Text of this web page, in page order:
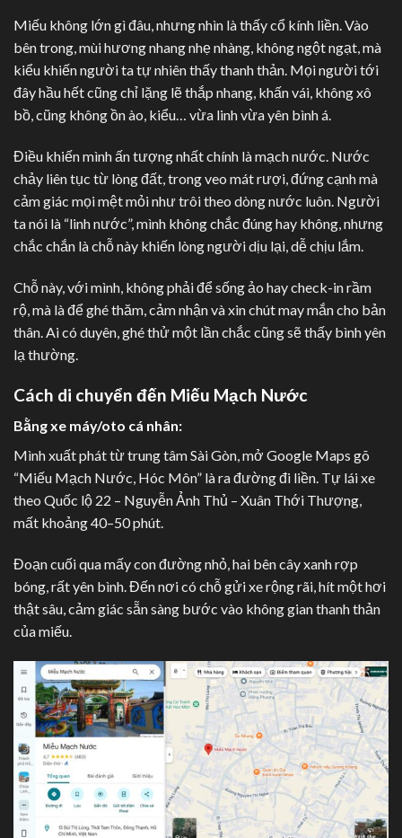
Miếu không lớn gì đâu, nhưng nhìn là thấy cổ kính liền. Vào
bên trong, mùi hương nhang nhẹ nhàng, không ngột ngạt, mà
kiểu khiến người ta tự nhiên thấy thanh thản. Mọi người tới
đây hầu hết cũng chỉ lặng lẽ thắp nhang, khấn vái, không xô
bồ, cũng không ồn ào, kiểu… vừa linh vừa yên bình á.
Điều khiến mình ấn tượng nhất chính là mạch nước. Nước
chảy liên tục từ lòng đất, trong veo mát rượi, đứng cạnh mà
cảm giác mọi mệt mỏi như trôi theo dòng nước luôn. Người
ta nói là “linh nước”, mình không chắc đúng hay không, nhưng
chắc chắn là chỗ này khiến lòng người dịu lại, dễ chịu lắm.
Chỗ này, với mình, không phải để sống ảo hay check-in rầm
rộ, mà là để ghé thăm, cảm nhận và xin chút may mắn cho bản
thân. Ai có duyên, ghé thử một lần chắc cũng sẽ thấy bình yên
lạ thường.
Cách di chuyển đến Miếu Mạch Nước
Bằng xe máy/oto cá nhân:
Mình xuất phát từ trung tâm Sài Gòn, mở Google Maps gõ
“Miếu Mạch Nước, Hóc Môn” là ra đường đi liền. Tự lái xe
theo Quốc lộ 22 – Nguyễn Ảnh Thủ – Xuân Thới Thượng,
mất khoảng 40–50 phút.
Đoạn cuối qua mấy con đường nhỏ, hai bên cây xanh rợp
bóng, rất yên bình. Đến nơi có chỗ gửi xe rộng rãi, hít một hơi
thật sâu, cảm giác sẵn sàng bước vào không gian thanh thản
của miếu.